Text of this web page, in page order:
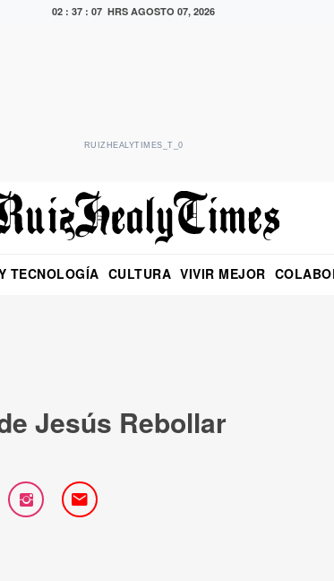
02 : 37 : 08 HRS AGOSTO 07, 2026
RUIZHEALYTIMES_T_0
TECNOLOGÍA CULTURA VIVIR MEJOR
Jesús Rebollar